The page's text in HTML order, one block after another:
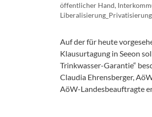
öffentlicher Hand,
Liberalisierung_Privatisierung
Auf der für heute
Klausurtagung in Seeon
Trinkwasser-Garantie“
Claudia Ehrensberger,
AöW-Landesbeauftragte